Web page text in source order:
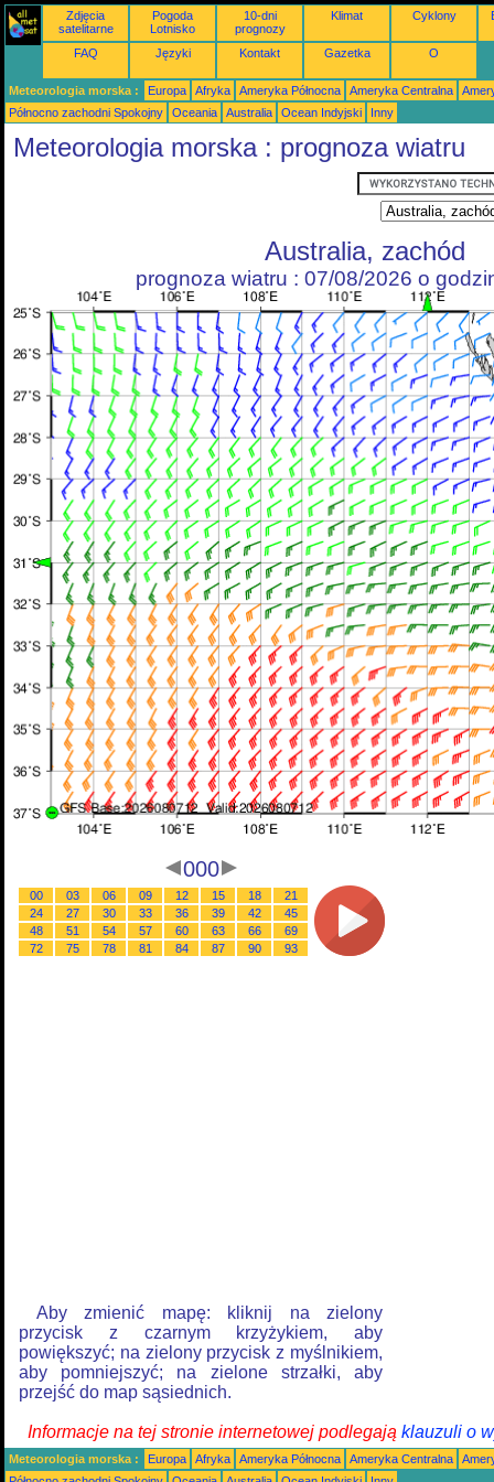
Zdjęcia
satelitarne
Pogoda
Lotnisko
10-dni
prognozy
Klimat Cyklony
FAQ Języki Kontakt Gazetka O
Meteorologia morska : Europa Afryka Ameryka Północna Ameryka Centralna
Północno zachodni Spokojny
Oceania Australia Ocean Indyjski Inny
Meteorologia morska : prognoza wiatru
Australia, zachód
prognoza wiatru : 07/08/2026 o
000
00 03 06 09 12 15 18
21
24
27 30 33 36 39 42
45
48
51 54 57 60 63 66
69
72
75 78 81 84 87 90 93
Aby zmienić mapę: kliknij na zielony
przycisk z czarnym krzyżykiem, aby
powiększyć; na zielony przycisk z myślnikiem,
aby pomniejszyć; na zielone strzałki, aby
przejść do map sąsiednich.
Informacje na tej stronie internetowej podlegają klauzuli o
Meteorologia morska : Europa Afryka Ameryka Północna Ameryka Centralna